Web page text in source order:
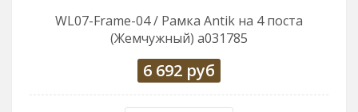
WL07-Frame-04 / Рамка Antik на 4 поста
(Жемчужный) a031785
6 692 руб